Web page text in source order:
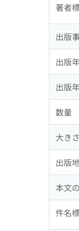
著者
出版
出版
出版
数量
大きさ
出版
本文
件名